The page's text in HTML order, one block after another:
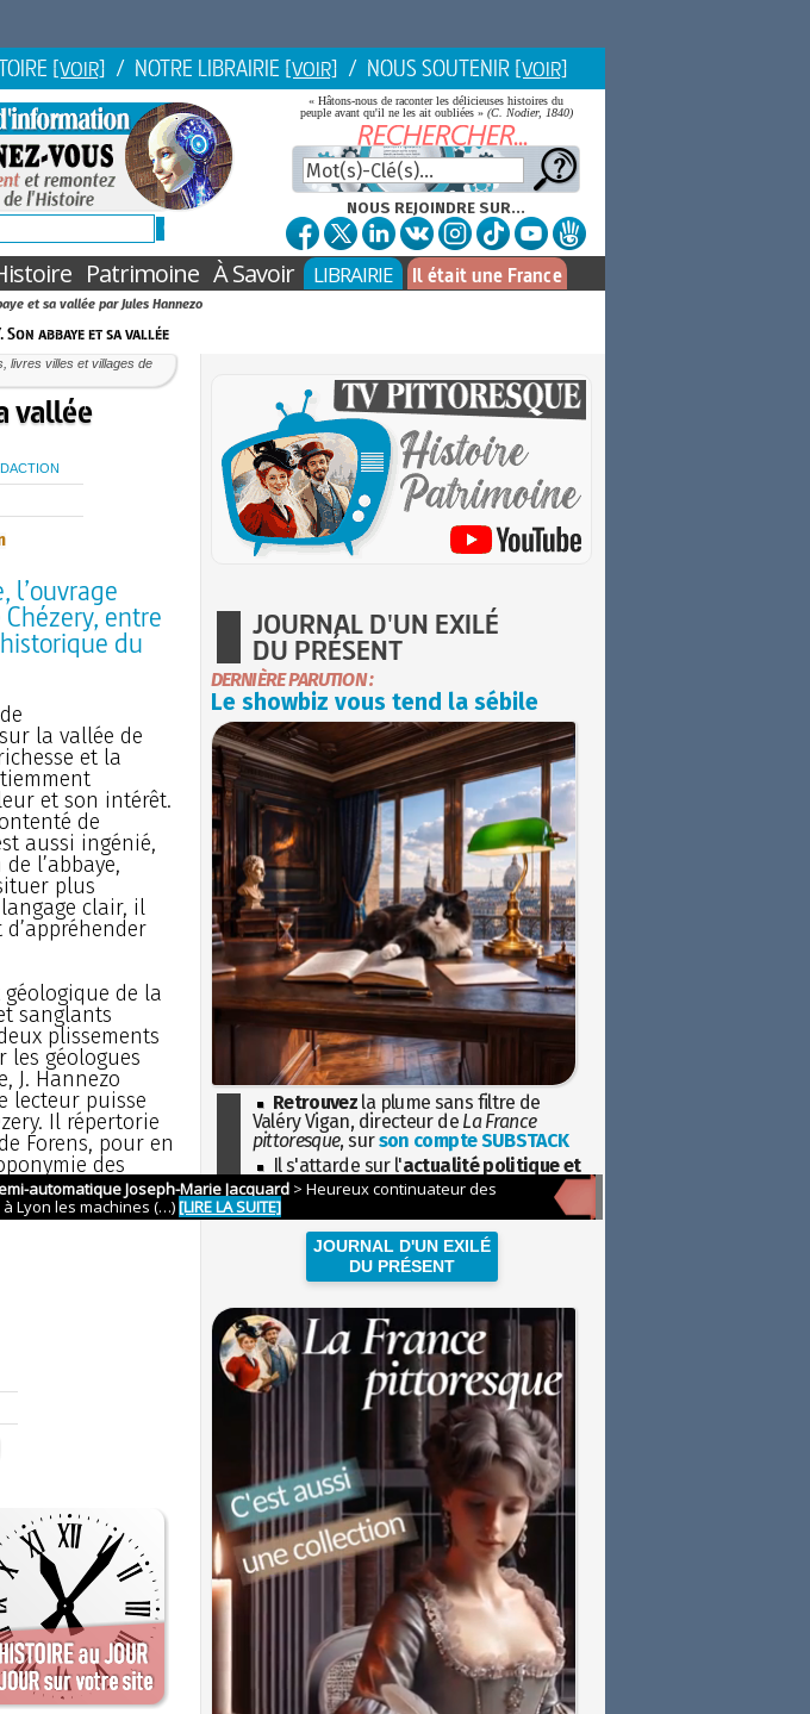
[VOIR] / NOTRE LIBRAIRIE [VOIR] / NOUS SOUTENIR [VOIR]
« Hâtons-nous de raconter les délicieuses histoires du
peuple avant qu'il ne les ait oubliées » (C. Nodier, 1840)
NOUS REJOINDRE SUR...
Patrimoine À Savoir LIBRAIRIE Il était une France
et sa vallée par Jules Hannezo
Son abbaye et sa vallée
livres villes et villages de
vallée
l’ouvrage
entre
du
la vallée de
et la
et son intérêt.
de
aussi ingénié,
l’abbaye,
plus
clair, il
de la
sanglants
plissements
les géologues
J. Hannezo
lecteur puisse
Il répertorie
Forens, pour en
des
JOURNAL D'UN EXILÉ
DU PRÉSENT
DERNIÈRE PARUTION :
Le showbiz vous tend la sébile
Retrouvez la plume sans filtre de
Valéry Vigan, directeur de La France
pittoresque, surson compte SUBSTACK
Il s'attarde sur l'actualité politique et
sociétaleavec la hauteur de vue de
l'Histoire
JOURNAL D'UN EXILÉ
DU PRÉSENT